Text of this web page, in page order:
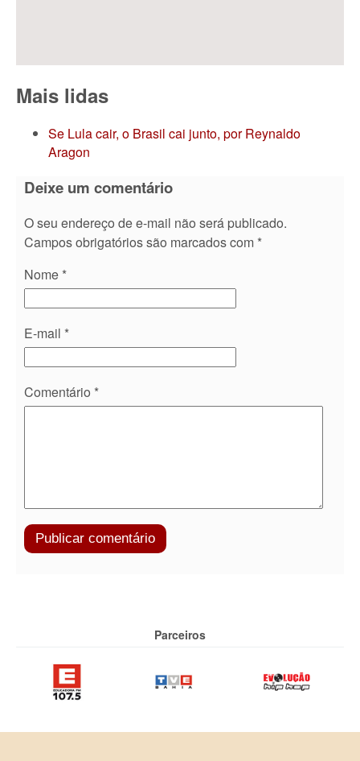
Mais lidas
Se Lula cair, o Brasil cai junto, por Reynaldo
Aragon
Deixe um comentário
O seu endereço de e-mail não será publicado.
Campos obrigatórios são marcados com *
Nome *
E-mail *
Comentário *
Parceiros